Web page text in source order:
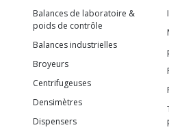
Balances de laboratoire &
poids de contrôle
Balances industrielles
Broyeurs
Centrifugeuses
Densimètres
Dispensers